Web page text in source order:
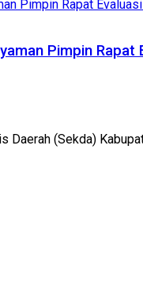
Pimpin
Daerah (Sekda)